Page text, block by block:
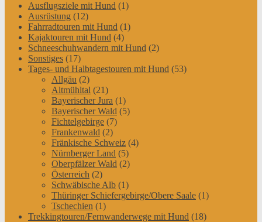
Ausflugsziele mit Hund (1)
Ausrüstung (12)
Fahrradtouren mit Hund (1)
Kajaktouren mit Hund (4)
Schneeschuhwandern mit Hund (2)
Sonstiges (17)
Tages- und Halbtagestouren mit Hund (53)
Allgäu (2)
Altmühltal (21)
Bayerischer Jura (1)
Bayerischer Wald (5)
Fichtelgebirge (7)
Frankenwald (2)
Fränkische Schweiz (4)
Nürnberger Land (5)
Oberpfälzer Wald (2)
Österreich (2)
Schwäbische Alb (1)
Thüringer Schiefergebirge/Obere Saale (1)
Tschechien (1)
Trekkingtouren/Fernwanderwege mit Hund (18)